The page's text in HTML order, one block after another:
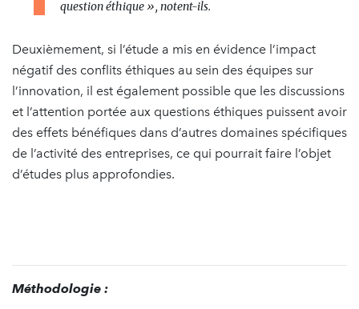
question éthique », notent-ils.
Deuxièmement, si l’étude a mis en évidence l’impact
négatif des conflits éthiques au sein des équipes sur
l’innovation, il est également possible que les discussions
et l’attention portée aux questions éthiques puissent avoir
des effets bénéfiques dans d’autres domaines spécifiques
de l’activité des entreprises, ce qui pourrait faire l’objet
d’études plus approfondies.
Méthodologie :